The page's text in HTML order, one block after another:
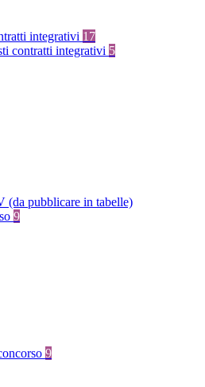
integrativi 17
contratti integrativi 5
(da pubblicare in tabelle)
9
9